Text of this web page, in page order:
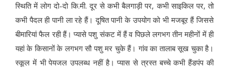
स्थिति में लोग दो-दो कि.मी. दूर से कभी बैलगाड़ी पर, कभी साइकिल पर, तो
कभी पैदल ही पानी ला रहे हैं। दूषित पानी के उपयोग को भी मजबूर हैं जिससे
बीमारियां फैल रही हैं। प्यासे पशु संकट में हैं व पिछले लगभग तीन महीनों में ही
यहां के किसानों के लगभग सौ पशु मर चुके हैं। गांव का तालाब सूख चुका है।
स्कूल में भी पेयजल उपलब्ध नहीं है। प्यास से त्रस्त बच्चे कभी हैंडपंप की